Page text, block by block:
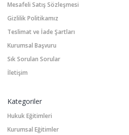
Mesafeli Satış Sözleşmesi
Gizlilik Politikamız
Teslimat ve İade Şartları
Kurumsal Başvuru
Sık Sorulan Sorular
İletişim
Kategoriler
Hukuk Eğitimleri
Kurumsal Eğitimler